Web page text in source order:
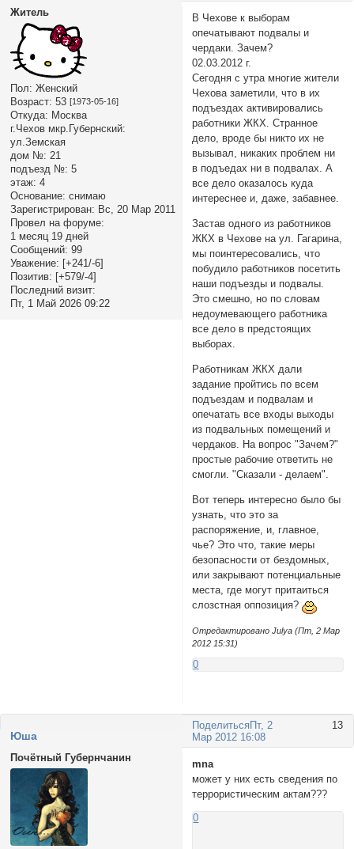
Житель
Пол: Женский
Возраст: 53 [1973-05-16]
Откуда: Москва
г.Чехов мкр.Губернский:
ул.Земская
дом №: 21
подъезд №: 5
этаж: 4
Основание: снимаю
Зарегистрирован: Вс, 20 Мар 2011
Провел на форуме:
1 месяц 19 дней
Сообщений: 99
Уважение: [+241/-6]
Позитив: [+579/-4]
Последний визит:
Пт, 1 Май 2026 09:22
В Чехове к выборам
опечатывают подвалы и
чердаки. Зачем?
02.03.2012 г.
Сегодня с утра многие жители
Чехова заметили, что в их
подъездах активировались
работники ЖКХ. Странное
дело, вроде бы никто их не
вызывал, никаких проблем ни
в подъедах ни в подвалах. А
все дело оказалось куда
интереснее и, даже, забавнее.
Застав одного из работников
ЖКХ в Чехове на ул. Гагарина,
мы поинтересовались, что
побудило работников посетить
наши подъезды и подвалы.
Это смешно, но по словам
недоумевающего работника
все дело в предстоящих
выборах.
Работникам ЖКХ дали
задание пройтись по всем
подъездам и подвалам и
опечатать все входы выходы
из подвальных помещений и
чердаков. На вопрос "Зачем?"
простые рабочие ответить не
смогли. "Сказали - делаем".
Вот теперь интересно было бы
узнать, что это за
распоряжение, и, главное,
чье? Это что, такие меры
безопасности от бездомных,
или закрывают потенциальные
места, где могут притаиться
слозстная оппозиция?
Отредактировано Julya (Пт, 2 Мар
2012 15:31)
0
Поделиться 13
Пт, 2
Мар 2012 16:08
Юша
Почётный Губернчанин
mnа
может у них есть сведения по
террористическим актам???
0